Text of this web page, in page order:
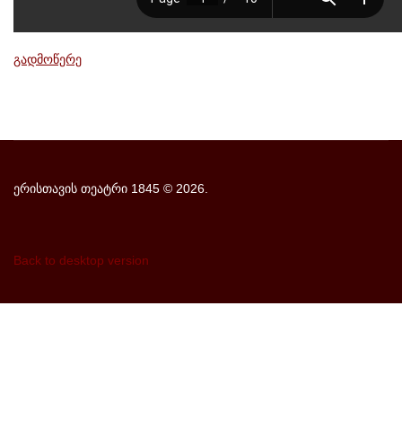
გადმოწერე
ერისთავის თეატრი 1845 © 2026.
Back to desktop version